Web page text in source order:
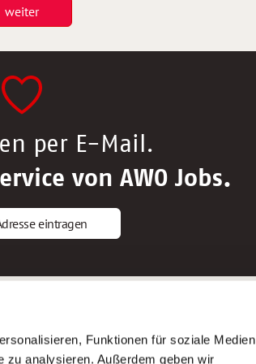
Funktionen für soziale Medien
zu analysieren. Außerdem geben wir
weiter
per E-Mail.
von AWO Jobs.
eintragen
AWO Gliederungen nach Bundesland
Stellenangebote nach Bundesländern